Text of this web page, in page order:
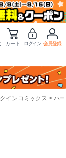
カート ログイン 会員登録
インコミックス ハ